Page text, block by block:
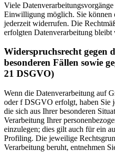
Viele
Einwilligung möglich. Sie können
jederzeit widerrufen. Die
erfolgten Datenverarbeitung
Widerspruchsrecht gegen
besonderen Fällen sowie
21 DSGVO)
Wenn die Datenverarbeitung auf
oder f DSGVO erfolgt, haben Sie
die sich aus Ihrer besonderen
Verarbeitung Ihrer
einzulegen; dies gilt auch für ein
Profiling. Die jeweilige
Verarbeitung beruht, entnehmen